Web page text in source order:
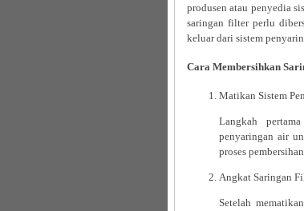
produsen atau penyedia
saringan filter perlu
keluar dari sistem
Cara Membersihkan
Matikan Sistem
Langkah
penyaringan air
proses
Angkat Saringan
Setelah